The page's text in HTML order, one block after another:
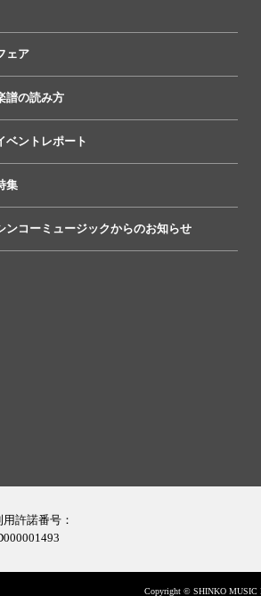
ェア
譜の読み方
ベントレポート
集
ンコーミュージックからのお知らせ
用許諾番号：
Copyright © SHINKO MUSIC